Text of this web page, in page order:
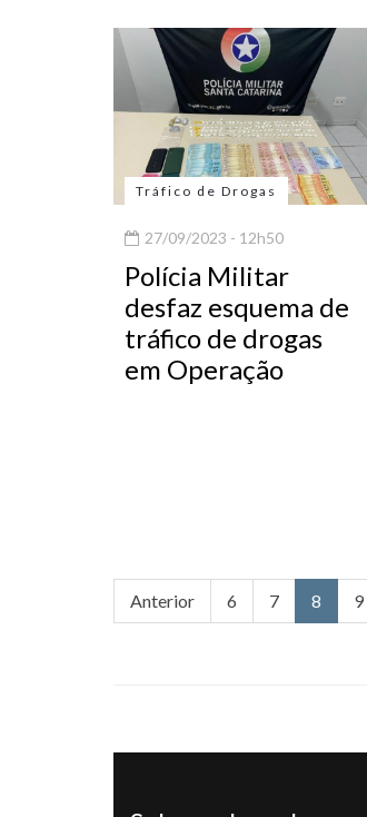
Tráfico de Drogas
27/09/2023 - 12h50
Polícia Militar
desfaz esquema de
tráfico de drogas
em Operação
Anterior 6 7 8 9